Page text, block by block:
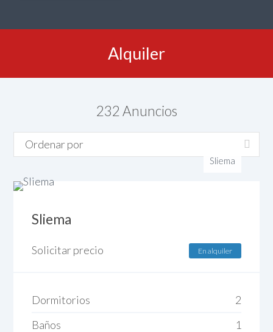
Alquiler
232 Anuncios
Sliema
Sliema
Solicitar precio En alquiler
Dormitorios
2
Baños
1